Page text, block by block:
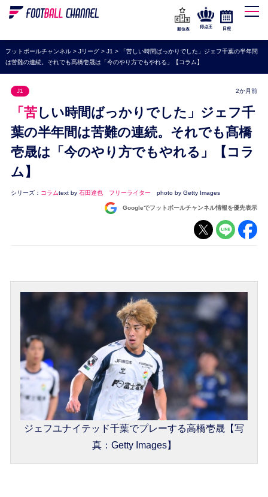
WEリーグ
海外サッカー
プレミアリーグ
セリエA
ブンデスリーガ
UEFA
高校サッカー
順位表
得点王 日程
フットボールチャンネル> Jリーグ> J1 >
「苦しい時間ばっかりでした」ジェフ千葉の半年間
は苦難の連続。それでも髙橋壱晟は「今のやり方でもやれる」【コラム】
J1 2か月前
「苦しい時間ばっかりでした」ジェフ千
葉の半年間は苦難の連続。それでも髙橋
壱晟は「今のやり方でもやれる」【コラ
ム】
シリーズ： コラムtext by 石田達也 フリーライター photo by Getty Images
Googleでフットボールチャンネル情報を優先表示
ジェフユナイテッド千葉でプレーする高橋壱晟【写
真：Getty Images】